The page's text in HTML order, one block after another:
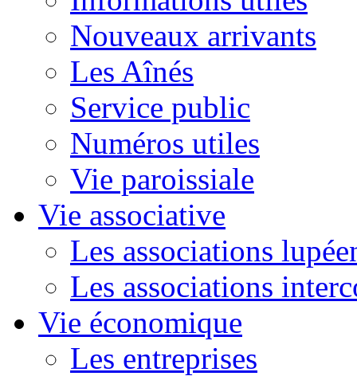
Nouveaux arrivants
Les Aînés
Service public
Numéros utiles
Vie paroissiale
Vie associative
Les associations
Les associations
Vie économique
Les entreprises